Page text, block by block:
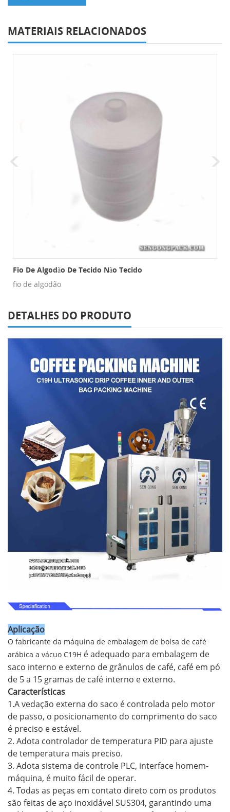
MATERIAIS RELACIONADOS
Fio De Algodão De Tecido Não Tecido
fio de algodão
DETALHES DO PRODUTO
Aplicação
O fabricante da máquina de embalagem de bolsa de café
arábica a vácuo C19H é adequado para embalagem de
saco interno e externo de grânulos de café, café em pó
de 5 a 15 gramas de café interno e externo.
Características
1.A vedação externa do saco é controlada pelo motor
de passo, o posicionamento do comprimento do saco
é preciso e estável.
2. Adota controlador de temperatura PID para ajuste
de temperatura mais preciso.
3. Adota sistema de controle PLC, interface homem-
máquina, é muito fácil de operar.
4. Todas as peças em contato direto com os produtos
são feitas de aço inoxidável SUS304, garantindo uma